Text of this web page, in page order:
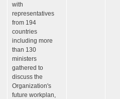
with
representatives
from 194
countries
including more
than 130
ministers
gathered to
discuss the
Organization's
future workplan,